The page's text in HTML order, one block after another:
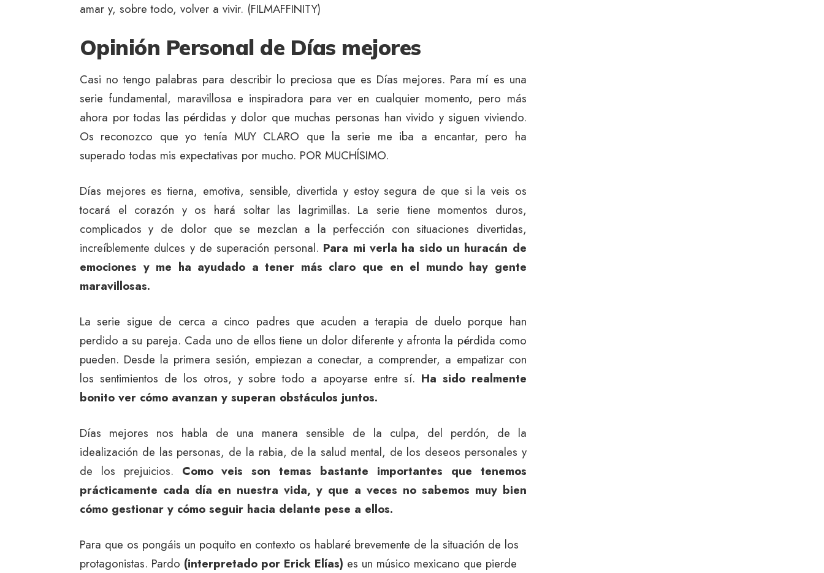
amar y, sobre todo, volver a vivir. (FILMAFFINITY)
Opinión Personal de Días mejores
Casi no tengo palabras para describir lo preciosa que es Días mejores. Para mí es una
serie fundamental, maravillosa e inspiradora para ver en cualquier momento, pero más
ahora por todas las pérdidas y dolor que muchas personas han vivido y siguen viviendo.
Os reconozco que yo tenía MUY CLARO que la serie me iba a encantar, pero ha
superado todas mis expectativas por mucho. POR MUCHÍSIMO.
Días mejores es tierna, emotiva, sensible, divertida y estoy segura de que si la veis os
tocará el corazón y os hará soltar las lagrimillas. La serie tiene momentos duros,
complicados y de dolor que se mezclan a la perfección con situaciones divertidas,
increíblemente dulces y de superación personal. Para mi verla ha sido un huracán de
emociones y me ha ayudado a tener más claro que en el mundo hay gente
maravillosas.
La serie sigue de cerca a cinco padres que acuden a terapia de duelo porque han
perdido a su pareja. Cada uno de ellos tiene un dolor diferente y afronta la pérdida como
pueden. Desde la primera sesión, empiezan a conectar, a comprender, a empatizar con
los sentimientos de los otros, y sobre todo a apoyarse entre sí. Ha sido realmente
bonito ver cómo avanzan y superan obstáculos juntos.
Días mejores nos habla de una manera sensible de la culpa, del perdón, de la
idealización de las personas, de la rabia, de la salud mental, de los deseos personales y
de los prejuicios. Como veis son temas bastante importantes que tenemos
prácticamente cada día en nuestra vida, y que a veces no sabemos muy bien
cómo gestionar y cómo seguir hacia delante pese a ellos.
Para que os pongáis un poquito en contexto os hablaré brevemente de la situación de los
protagonistas. Pardo (interpretado por Erick Elías) es un músico mexicano que pierde